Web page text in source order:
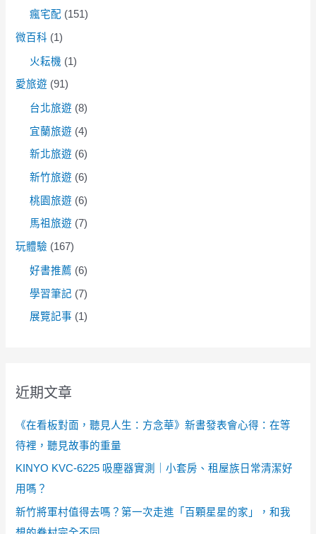
瘋宅配 (151)
微百科 (1)
火耘機 (1)
愛旅遊 (91)
台北旅遊 (8)
宜蘭旅遊 (4)
新北旅遊 (6)
新竹旅遊 (6)
桃園旅遊 (6)
馬祖旅遊 (7)
玩體驗 (167)
好書推薦 (6)
學習筆記 (7)
展覽記事 (1)
近期文章
《在看板對面，聽見人生：方念華》新書發表會心得：在等
待裡，聽見故事的重量
KINYO KVC-6225 吸塵器實測｜小套房、租屋族日常清潔好
用嗎？
新竹將軍村值得去嗎？第一次走進「百顆星星的家」，和我